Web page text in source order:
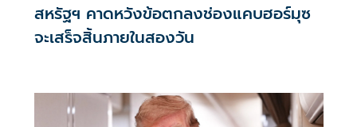
สหรัฐฯ คาดหวังข้อตกลงช่องแคบฮอร์มุซ
จะเสร็จสิ้นภายในสองวัน